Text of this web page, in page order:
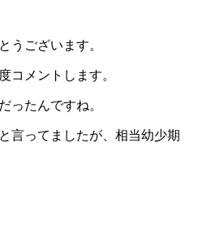
うございます。
コメントします。
ったんですね。
言ってましたが、相当幼少期